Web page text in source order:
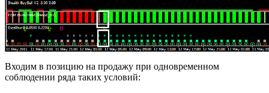
Входим в позицию на продажу при одновременном
соблюдении ряда таких условий: